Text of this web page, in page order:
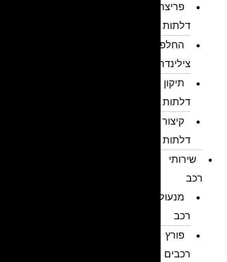
פריצת
דלתות
החלפת
צילינדרים
תיקון
דלתות
קיצור
דלתות
שירותי
מנעולן
פורץ
רכבים